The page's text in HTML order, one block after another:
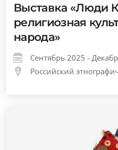
Выставка «Люди
религиозная
народа»
Сентябрь 2025 -
Российский